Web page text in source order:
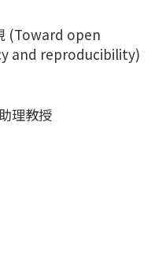
(Toward open
and reproducibility)
理教授